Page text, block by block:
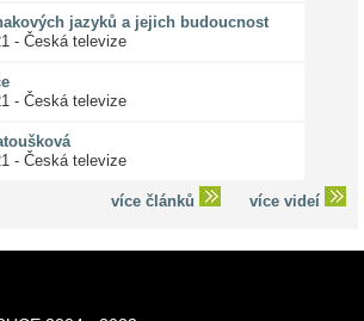
jazyků a jejich budoucnost
- Česká televize
- Česká televize
- Česká televize
více článků více videí